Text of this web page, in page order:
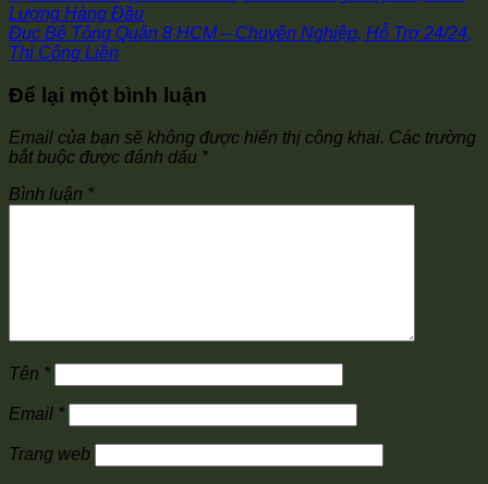
Lượng Hàng Đầu
Đục Bê Tông Quận 8 HCM – Chuyên Nghiệp, Hỗ Trợ 24/24,
Thi Công Liền
Để lại một bình luận
Email của bạn sẽ không được hiển thị công khai. Các trường
bắt buộc được đánh dấu *
Bình luận *
Tên *
Email *
Trang web